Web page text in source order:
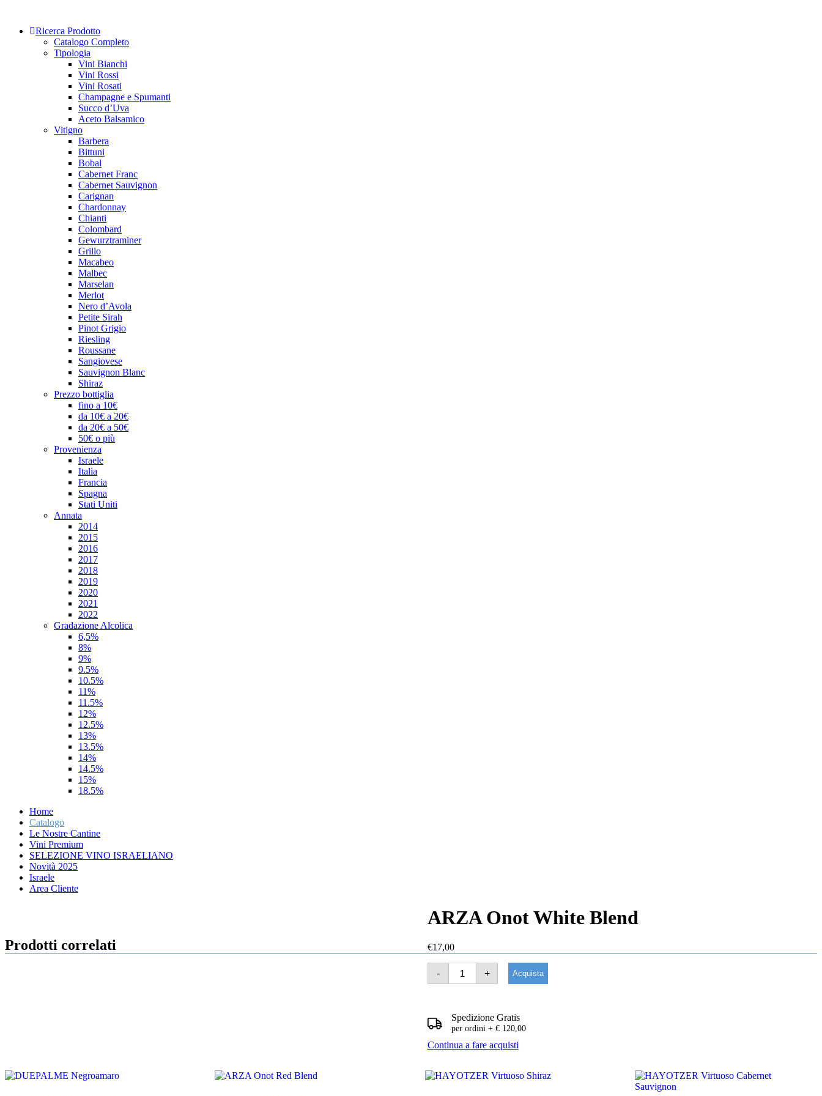
content Ricerca Prodotto
Catalogo Completo
Tipologia
Vini Bianchi
Vini Rossi
Vini Rosati
Champagne e Spumanti
Succo d’Uva
Aceto Balsamico
Vitigno
Barbera
Bittuni
Bobal
Cabernet Franc
Cabernet Sauvignon
Carignan
Chardonnay
Chianti
Colombard
Gewurztraminer
Grillo
Macabeo
Malbec
Marselan
Merlot
Nero d’Avola
Petite Sirah
Pinot Grigio
Riesling
Roussane
Sangiovese
Sauvignon Blanc
Shiraz
Prezzo bottiglia
fino a 10€
da 10€ a 20€
da 20€ a 50€
50€ o più
Provenienza
Israele
Italia
Francia
Spagna
Stati Uniti
Annata
2014
2015
2016
2017
2018
2019
2020
2021
2022
Gradazione Alcolica
6,5%
8%
9%
9.5%
10.5%
11%
11.5%
12%
12.5%
13%
13.5%
14%
14.5%
15%
18.5%
Home
Catalogo
Le Nostre Cantine
Vini Premium
SELEZIONE VINO ISRAELIANO
Novità 2025
Israele
Area Cliente
750 ml
ARZA Onot White Blend
€17,00
-
ARZA
Onot
White
+ Acquista
Spedizione Gratis
per ordini + € 120,00
Continua a fare acquisti
Prodotti correlati